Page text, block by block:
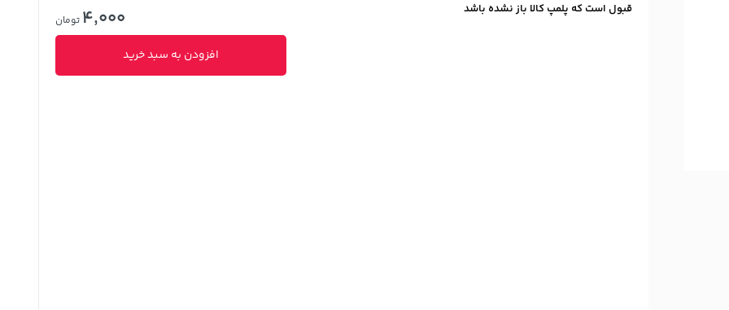
قبول است که پلمپ کالا باز نشده باشد
4,000 تومان
افزودن به سبد خرید